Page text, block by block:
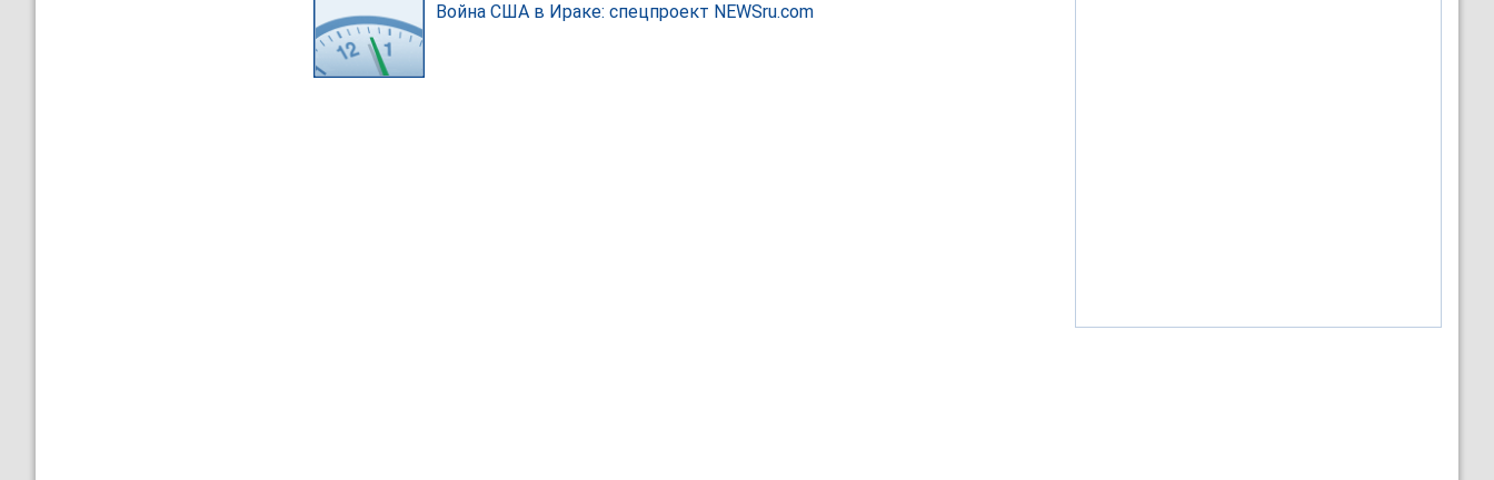
Война США в Ираке: спецпроект NEWSru.com